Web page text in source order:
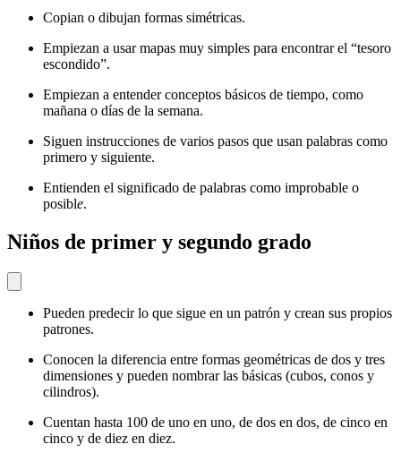
Copian o dibujan formas simétricas.
Empiezan a usar mapas muy simples para encontrar el “tesoro
escondido”.
Empiezan a entender conceptos básicos de tiempo, como
mañana o días de la semana.
Siguen instrucciones de varios pasos que usan palabras como
primero y siguiente.
Entienden el significado de palabras como improbable o
posible.
Niños de primer y segundo grado
Pueden predecir lo que sigue en un patrón y crean sus propios
patrones.
Conocen la diferencia entre formas geométricas de dos y tres
dimensiones y pueden nombrar las básicas (cubos, conos y
cilindros).
Cuentan hasta 100 de uno en uno, de dos en dos, de cinco en
cinco y de diez en diez.